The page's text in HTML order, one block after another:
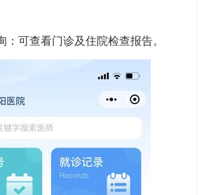
：可查看门诊及住院检查报告。